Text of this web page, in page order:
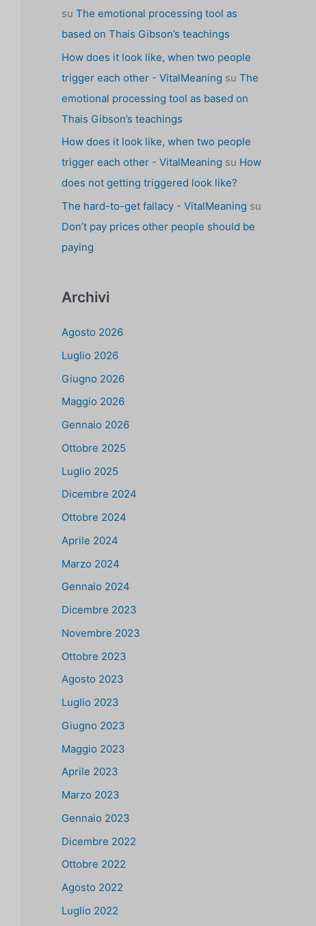
su The emotional processing tool as
based on Thais Gibson’s teachings
How does it look like, when two people
trigger each other - VitalMeaning su The
emotional processing tool as based on
Thais Gibson’s teachings
How does it look like, when two people
trigger each other - VitalMeaning su How
does not getting triggered look like?
The hard-to-get fallacy - VitalMeaning su
Don’t pay prices other people should be
paying
Archivi
Agosto 2026
Luglio 2026
Giugno 2026
Maggio 2026
Gennaio 2026
Ottobre 2025
Luglio 2025
Dicembre 2024
Ottobre 2024
Aprile 2024
Marzo 2024
Gennaio 2024
Dicembre 2023
Novembre 2023
Ottobre 2023
Agosto 2023
Luglio 2023
Giugno 2023
Maggio 2023
Aprile 2023
Marzo 2023
Gennaio 2023
Dicembre 2022
Ottobre 2022
Agosto 2022
Luglio 2022